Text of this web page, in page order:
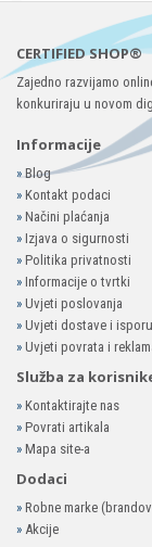
CERTIFIED SHOP®
Zajedno razvijamo
konkuriraju u novom
Informacije
»Blog
» Kontakt podaci
» Načini plaćanja
» Izjava o sigurnosti
» Politika privatnosti
» Informacije o tvrtki
» Uvjeti poslovanja
» Uvjeti dostave i
» Uvjeti povrata i
Služba za
» Kontaktirajte nas
» Povrati artikala
» Mapa site-a
Dodaci
» Robne marke
» Akcije